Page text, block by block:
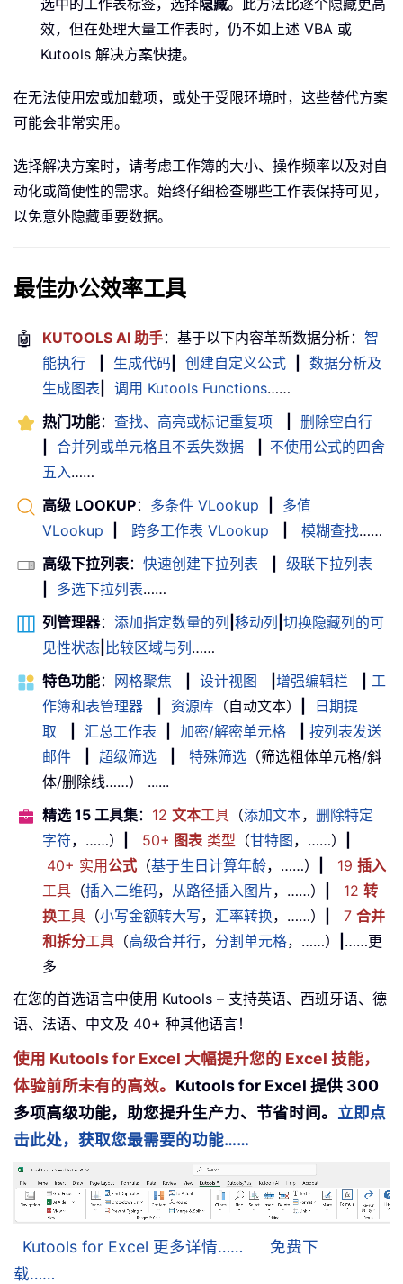
选中的工作表标签，选择隐藏。此方法比逐个隐藏更高
效，但在处理大量工作表时，仍不如上述 VBA 或
Kutools 解决方案快捷。
在无法使用宏或加载项，或处于受限环境时，这些替代方案
可能会非常实用。
选择解决方案时，请考虑工作簿的大小、操作频率以及对自
动化或简便性的需求。始终仔细检查哪些工作表保持可见，
以免意外隐藏重要数据。
最佳办公效率工具
🤖 KUTOOLS AI 助手：基于以下内容革新数据分析： 智
能执行
生成代码 创建自定义公式
数据分析及
生成图表
调用 Kutools Functions……
热门功能： 查找、高亮或标记重复项
删除空白行
合并列或单元格且不丢失数据
不使用公式的四舍
五入……
高级 LOOKUP： 多条件 VLookup
多值
VLookup
跨多工作表 VLookup 模糊查找……
高级下拉列表： 快速创建下拉列表
级联下拉列表
多选下拉列表……
列管理器： 添加指定数量的列 移动列 切换隐藏列的可
见性状态 比较区域与列 ……
特色功能： 网格聚焦 设计视图 增强编辑栏
工
作簿和表管理器
资源库 （自动文本）
日期提
取
汇总工作表 加密/解密单元格
按列表发送
邮件
超级筛选 特殊筛选 （筛选粗体单元格/斜
体/删除线……） ......
精选 15 工具集： 12 文本工具 （添加文本， 删除特定
字符，……） 50+ 图表类型 （甘特图 ，……）
40+ 实用公式 （基于生日计算年龄，……） 19 插入
工具 （插入二维码， 从路径插入图片，……） 12 转
换工具 （小写金额转大写， 汇率转换，……） 7 合并
和拆分工具 （高级合并行， 分割单元格，……）
……更
多
在您的首选语言中使用 Kutools – 支持英语、西班牙语、德
语、法语、中文及 40+ 种其他语言！
使用 Kutools for Excel 大幅提升您的 Excel 技能，
体验前所未有的高效。 Kutools for Excel 提供 300
多项高级功能，助您提升生产力、节省时间。 立即点
击此处，获取您最需要的功能……
Kutools for Excel 更多详情……
免费下
载……